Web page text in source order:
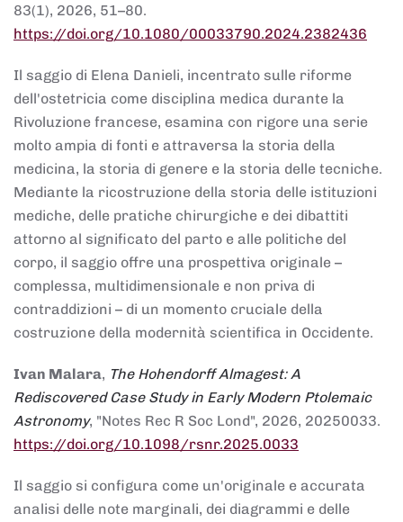
83(1), 2026, 51–80.
https://doi.org/10.1080/00033790.2024.2382436
Il saggio di Elena Danieli, incentrato sulle riforme
dell'ostetricia come disciplina medica durante la
Rivoluzione francese, esamina con rigore una serie
molto ampia di fonti e attraversa la storia della
medicina, la storia di genere e la storia delle tecniche.
Mediante la ricostruzione della storia delle istituzioni
mediche, delle pratiche chirurgiche e dei dibattiti
attorno al significato del parto e alle politiche del
corpo, il saggio offre una prospettiva originale –
complessa, multidimensionale e non priva di
contraddizioni – di un momento cruciale della
costruzione della modernità scientifica in Occidente.
Ivan Malara, The Hohendorff Almagest: A
Rediscovered Case Study in Early Modern Ptolemaic
Astronomy, "Notes Rec R Soc Lond", 2026, 20250033.
https://doi.org/10.1098/rsnr.2025.0033
Il saggio si configura come un'originale e accurata
analisi delle note marginali, dei diagrammi e delle